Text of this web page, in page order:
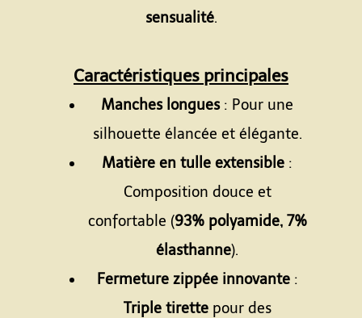
sensualité.
Caractéristiques principales
Manches longues: Pour une
silhouette élancée et élégante.
Matière en tulle extensible :
Composition douce et
confortable (93% polyamide, 7%
élasthanne).
Fermeture zippée innovante:
Triple tirettepour des